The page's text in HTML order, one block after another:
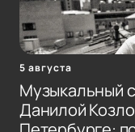
5 августа
Музыкальный
Данилой